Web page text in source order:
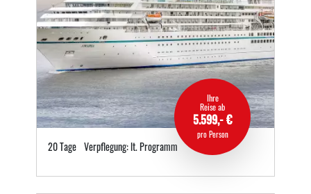
Ihre
Reise ab
5.599,- €
pro Person
20 Tage Verpflegung: lt. Programm